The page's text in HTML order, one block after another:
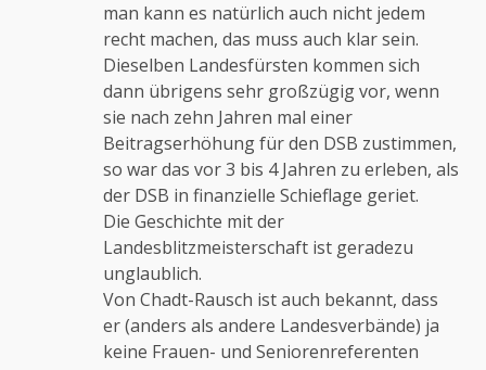
man kann es natürlich auch nicht jedem
recht machen, das muss auch klar sein.
Dieselben Landesfürsten kommen sich
dann übrigens sehr großzügig vor, wenn
sie nach zehn Jahren mal einer
Beitragserhöhung für den DSB zustimmen,
so war das vor 3 bis 4 Jahren zu erleben, als
der DSB in finanzielle Schieflage geriet.
Die Geschichte mit der
Landesblitzmeisterschaft ist geradezu
unglaublich.
Von Chadt-Rausch ist auch bekannt, dass
er (anders als andere Landesverbände) ja
keine Frauen- und Seniorenreferenten